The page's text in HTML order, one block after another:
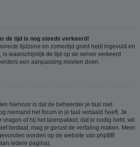
de tijd is nog steeds verkeerd!
tijdzone en zomertijd goed hebt ingevuld en
is waarschijnlijk de tijd op de server verkeerd
een aanpassing moeten doen.
hiervoor is dat de beheerder je taal niet
niemand het forum in je taal vertaald heeft. Je
vragen of hij het talenpakket, dat je nodig hebt, wil
bestaat, mag je gerust de vertaling maken. Meer
worden op de website van phpBB
iedere pagina).